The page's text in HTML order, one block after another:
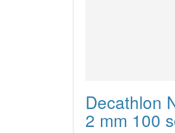
Decathlon
2 mm 100